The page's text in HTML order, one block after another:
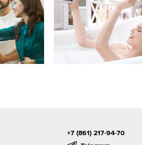
+7 (861) 217-94-70